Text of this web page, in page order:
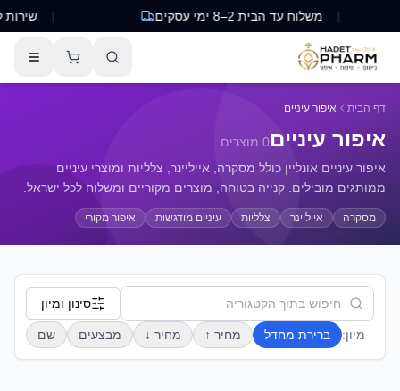
שירות משלוח עד הבית 2–8 ימי עסקים
דף הבית איפור עיניים
איפור עיניים0 מוצרים
איפור עיניים אונליין כולל מסקרה, אייליינר, צלליות ומוצרי עיניים
ממותגים מובילים. קנייה בטוחה, מוצרים מקוריים ומשלוח לכל ישראל.
מסקרה אייליינר צלליות עיניים מודגשות איפור מקורי
סינון ומיון
מיון: ברירת מחדל מחיר ↑ מחיר ↓ מבצעים שם